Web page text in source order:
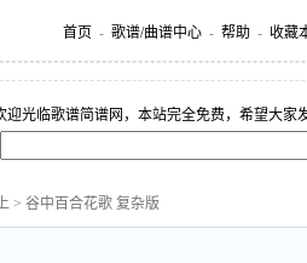
首页 - 歌谱/曲谱中心 - 帮助 - 收藏
迎光临歌谱简谱网，本站完全免费，希望大家
> 谷中百合花歌 复杂版